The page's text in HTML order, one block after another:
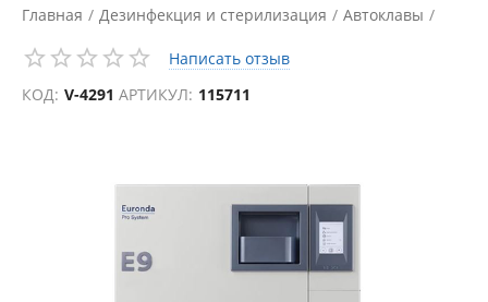
Главная / Дезинфекция и стерилизация / Автоклавы /
Написать отзыв
КОД: V-4291 АРТИКУЛ: 115711